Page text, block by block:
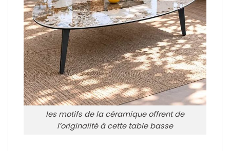
les motifs de la céramique offrent de
l’originalité à cette table basse